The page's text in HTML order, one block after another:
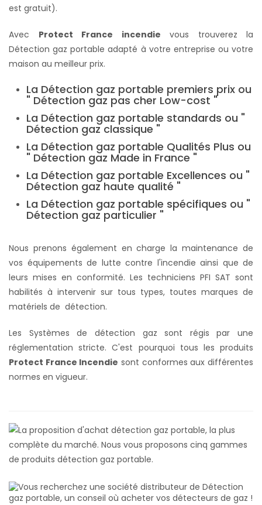
est gratuit).
Avec Protect France incendie vous trouverez la
Détection gaz portable adapté à votre entreprise ou votre
maison au meilleur prix.
La Détection gaz portable premiers prix ou
" Détection gaz pas cher Low-cost "
La Détection gaz portable standards ou "
Détection gaz classique "
La Détection gaz portable Qualités Plus ou
" Détection gaz Made in France "
La Détection gaz portable Excellences ou "
Détection gaz haute qualité "
La Détection gaz portable spécifiques ou "
Détection gaz particulier "
Nous prenons également en charge la maintenance de
vos équipements de lutte contre l'incendie ainsi que de
leurs mises en conformité. Les techniciens PFI SAT sont
habilités à intervenir sur tous types, toutes marques de
matériels de détection.
Les Systèmes de détection gaz sont régis par une
réglementation stricte. C'est pourquoi tous les produits
Protect France Incendie sont conformes aux différentes
normes en vigueur.